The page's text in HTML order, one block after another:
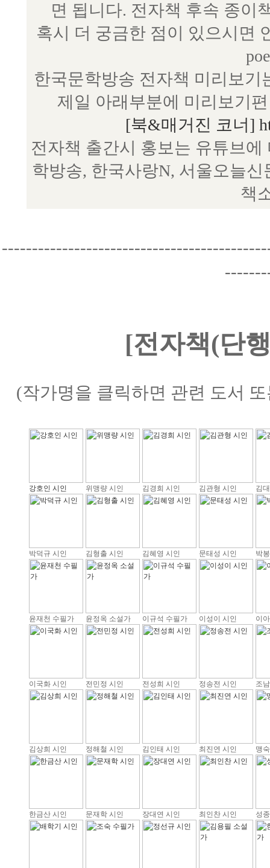
면 됩니다. 전자책 후속 종이
혹시 더 궁금한 점이 있으시면
한국문학방송 전자책 미리보
제일 아래부분에 미리보기
[북&매거진 코너]
전자책 출간시 홍보는 유튜브
학방송, 한국사랑N, 서울오늘
책
[전자책(단
(작가명을 클릭하면 관련 도서
강호인 시인 위맹량 시인 김경희 시인 김관형 시인 김
박덕규 시인 김형출 시인 김혜영 시인 문태성 시인 박
윤재천 수필가 윤정옥 소설가 이규석 수필가 이성이 시인 이
이국화 시인 전민정 시인 전성희 시인 정송전 시인 조
김상희 시인 정해철 시인 김인태 시인 최진연 시인 맹
한금산 시인 문재학 시인 장대연 시인 최인찬 시인 성